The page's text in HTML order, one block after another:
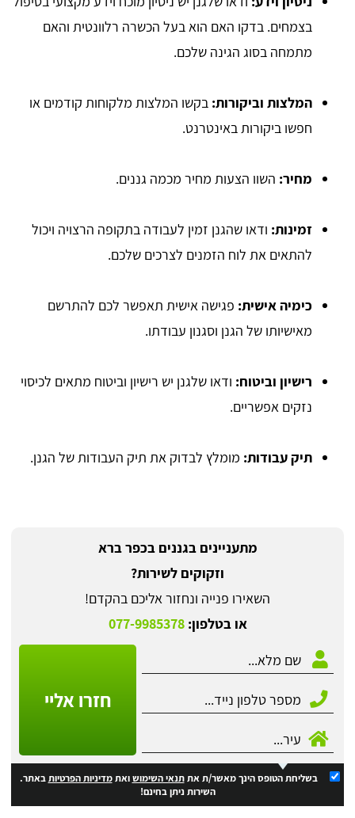
בצמחים. בדקו האם הוא בעל הכשרה רלוונטית והאם
מתמחה בסוג הגינה שלכם.
המלצות וביקורות: בקשו המלצות מלקוחות קודמים או
חפשו ביקורות באינטרנט.
מחיר: השוו הצעות מחיר מכמה גננים.
זמינות: ודאו שהגנן זמין לעבודה בתקופה הרצויה ויכול
להתאים את לוח הזמנים לצרכים שלכם.
כימיה אישית: פגישה אישית תאפשר לכם להתרשם
מאישיותו של הגנן וסגנון עבודתו.
רישיון וביטוח: ודאו שלגנן יש רישיון וביטוח מתאים לכיסוי
נזקים אפשריים.
תיק עבודות: מומלץ לבדוק את תיק העבודות של הגנן.
מתעניינים בגננים בכפר ברא
וזקוקים לשירות?
השאירו פנייה ונחזור אליכם בהקדם!
או בטלפון:077-9985378
חזרו אליי
בשליחת הטופס הינך מאשר/ת אתתנאי השימושואתמדיניות הפרטיותבאתר.
השירות ניתן בחינם!